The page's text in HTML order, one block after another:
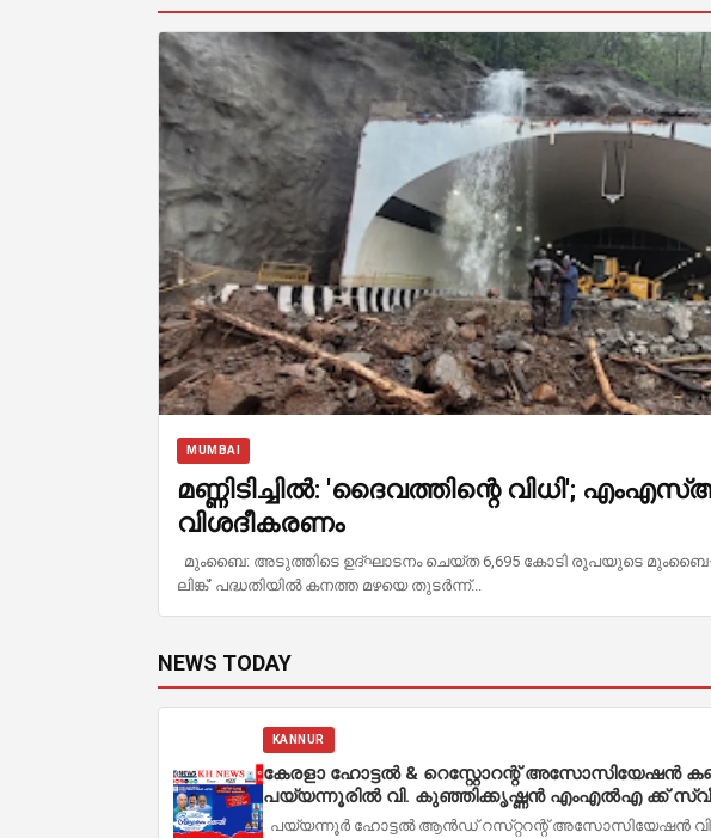
MUMBAI
മണ്ണിടിച്ചിൽ: 'ദൈവത്തിന്റെ വിധി';
വിശദീകരണം
മുംബൈ: അടുത്തിടെ ഉദ്ഘാടനം ചെയ്ത 6,695 കോടി രൂപയുടെ
ലിങ്ക്' പദ്ധതിയിൽ കനത്ത മഴയെ തുടർന്ന്...
NEWS TODAY
KANNUR
കേരളാ ഹോട്ടൽ & റെസ്റ്റോറന്റ് അസോസിയേഷൻ
പയ്യന്നൂരിൽ വി. കുഞ്ഞിക്കൃഷ്ണൻ എംഎൽഎ ക്ക്
പയ്യന്നൂർ ഹോട്ടൽ ആൻഡ് റസ്‌റ്ററന്റ് അസോസിയേഷൻ